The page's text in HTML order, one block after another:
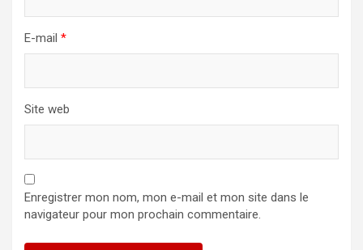
E-mail *
Site web
Enregistrer mon nom, mon e-mail et mon site dans le
navigateur pour mon prochain commentaire.